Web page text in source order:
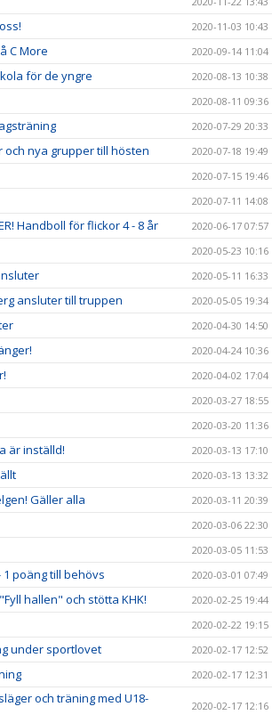
2020-11-03 10:43
C More 2020-09-14 11:04
för de yngre 2020-08-13 10:38
2020-08-11 09:36
2020-07-29 20:33
och nya grupper till hösten 2020-07-18 19:49
2020-07-15 19:46
2020-07-11 14:08
Handboll för flickor 4 - 8 år 2020-06-17 07:57
2020-05-23 10:16
2020-05-11 16:33
ansluter till truppen 2020-05-05 19:34
2020-04-30 14:50
2020-04-24 10:36
2020-04-02 17:04
2020-03-27 18:55
2020-03-20 11:36
är inställd! 2020-03-13 17:10
2020-03-13 13:32
Gäller alla 2020-03-11 20:39
2020-03-06 22:30
2020-03-05 11:53
poäng till behövs 2020-03-01 07:49
hallen" och stötta KHK! 2020-02-25 19:44
2020-02-22 19:15
under sportlovet 2020-02-17 12:52
2020-02-17 12:31
och träning med U18-
2020-02-17 12:16